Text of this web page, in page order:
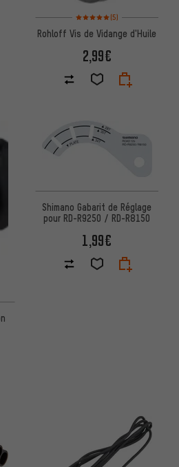
Note moyenne : 5 sur 5
(5)
Rohloff Vis de Vidange d'Huile
2,99€
5 d'après 9 avis
Shimano Gabarit de Réglage
pour RD-R9250 / RD-R8150
1,99€